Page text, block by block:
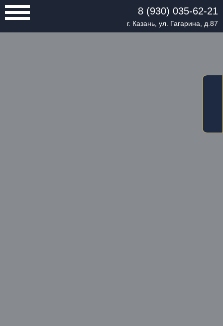
8 (930) 035-62-21
г. Казань, ул. Гагарина, д.87